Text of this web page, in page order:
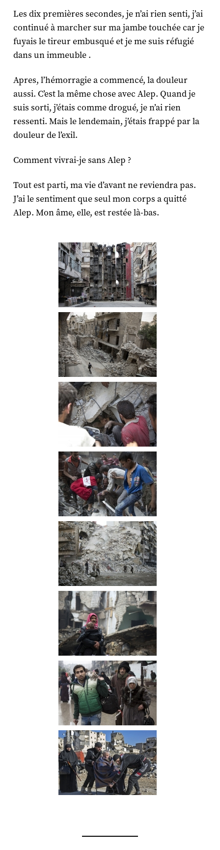
Les dix premières secondes, je n’ai rien senti, j’ai
continué à marcher sur ma jambe touchée car je
fuyais le tireur embusqué et je me suis réfugié
dans un immeuble .
Apres, l’hémorragie a commencé, la douleur
aussi. C’est la même chose avec Alep. Quand je
suis sorti, j’étais comme drogué, je n’ai rien
ressenti. Mais le lendemain, j’étais frappé par la
douleur de l’exil.
Comment vivrai-je sans Alep ?
Tout est parti, ma vie d’avant ne reviendra pas.
J’ai le sentiment que seul mon corps a quitté
Alep. Mon âme, elle, est restée là-bas.